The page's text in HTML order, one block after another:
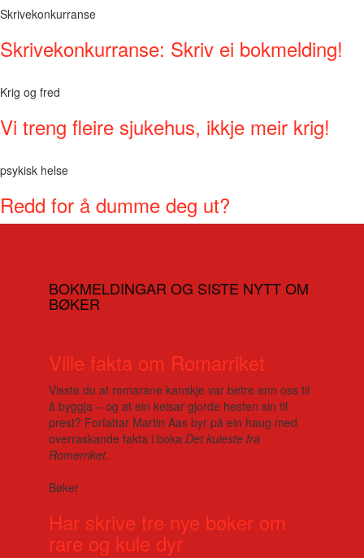
Skrivekonkurranse
Skrivekonkurranse: Skriv ei bokmelding!
Krig og fred
Vi treng fleire sjukehus, ikkje meir krig!
psykisk helse
Redd for å dumme deg ut?
BOKMELDINGAR OG SISTE NYTT OM
BØKER
Ville fakta om Romarriket
Visste du at romarane kanskje var betre enn oss til
å byggja – og at ein keisar gjorde hesten sin til
prest? Forfattar Martin Aas byr på ein haug med
overraskande fakta i boka Det kuleste fra
Romerriket.
Bøker
Har skrive tre nye bøker om
rare og kule dyr